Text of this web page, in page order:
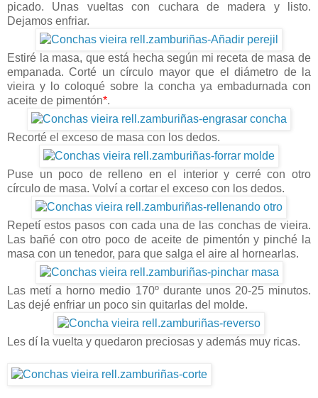
picado. Unas vueltas con cuchara de madera y listo.
Dejamos enfriar.
Estiré la masa, que está hecha según mi receta de masa de
empanada. Corté un círculo mayor que el diámetro de la
vieira y lo coloqué sobre la concha ya embadurnada con
aceite de pimentón*.
Recorté el exceso de masa con los dedos.
Puse un poco de relleno en el interior y cerré con otro
círculo de masa. Volví a cortar el exceso con los dedos.
Repetí estos pasos con cada una de las conchas de vieira.
Las bañé con otro poco de aceite de pimentón y pinché la
masa con un tenedor, para que salga el aire al hornearlas.
Las metí a horno medio 170º durante unos 20-25 minutos.
Las dejé enfriar un poco sin quitarlas del molde.
Les dí la vuelta y quedaron preciosas y además muy ricas.